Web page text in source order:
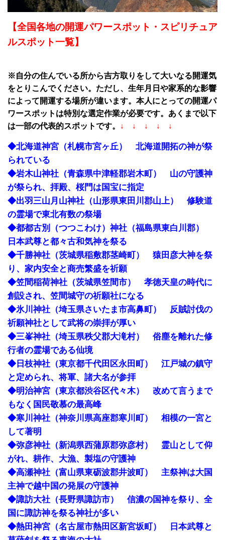
【全国各地の開運パワースポット・スピリチュア
ルスポット一覧】
※自分の住んでいる所から吉方取りをして大いなる開運気
をとりこんでください。ただし、生年月日や家系的な影響
によって開運する場所が違います。本人にとっての開運パ
ワースポットは特別な選定作業が必要です。あくまで以下
は一部の代表的スポットです。
↓ ↓ ↓ ↓ ↓
◆北海道神宮（札幌市宮ヶ丘） 北海道開拓の神が祭
られている
◆岩木山神社（青森県中津軽郡岩木町） 山の守護神
が祭られ、拝殿、桜門は国宝に指定
◆出羽三山月山神社（山形県東田川郡山上） 修験道
の霊場で東北有数の祭場
◆都都古別（つつこわけ）神社（福島県東白川郡）
日本武尊と都々古和気神を祭る
◆千勝神社（茨城県稲敷郡茎崎町） 猿田彦大神を祭
り、家内安全と商売繁盛を祈願
◆笠間稲荷神社（茨城県笠間市） 孝徳天皇の時代に
創設され、笠間城守の祈願社になる
◆氷川神社（埼玉県さいたま市高鼻町） 反賊討伐の
祈願神社として武将の崇拝が厚い
◆三峯神社（埼玉県秩父郡大滝村） 俗塵を離れた修
行者の霊場である仙境
◆日枝神社（東京都千代田区永田町） 江戸城の鎮守
と定められ、将軍、諸大名が参拝
◆明治神宮（東京都渋谷区代々木） 改めて言うまで
もなく国民敬慕の最高峰
◆寒川神社（神奈川県高座郡寒川町） 相模の一宮と
して著明
◆弥彦神社（新潟県西蒲原郡弥彦村） 霊山として仰
がれ、耕作、大漁、製塩の守護神
◆高瀬神社（富山県東砺波郡井波町） 主祭神は大国
主神で越中国の発展の守護神
◆諏訪大社（長野県諏訪市） 信濃の国神を祭り、全
国に諏訪神を祭る神社が多い
◆熱田神宮（名古屋市熱田区新宮坂町） 日本武尊と